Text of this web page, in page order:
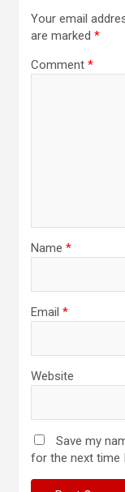
Your email
are marked *
Comment *
Name *
Email *
Website
Save my
for the next time